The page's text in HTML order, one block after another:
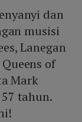
dan
musisi
Lanegan
of
Mark
tahun.